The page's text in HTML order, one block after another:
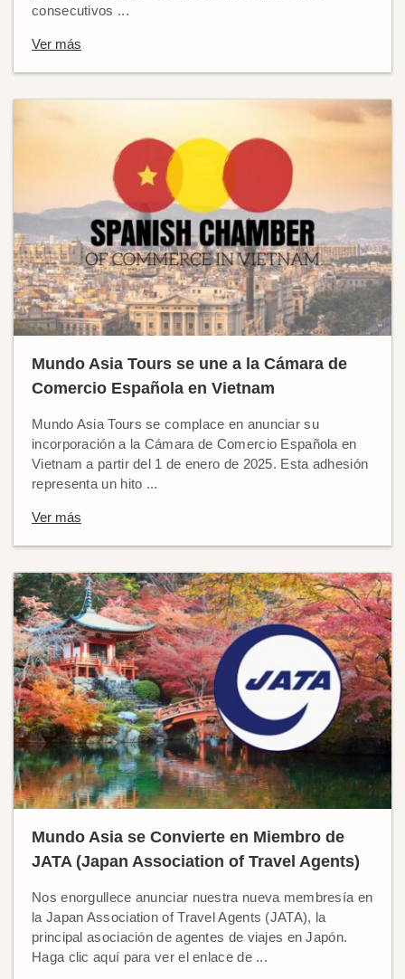
consecutivos ...
Ver más
Mundo Asia Tours se une a la Cámara de
Comercio Española en Vietnam
Mundo Asia Tours se complace en anunciar su
incorporación a la Cámara de Comercio Española en
Vietnam a partir del 1 de enero de 2025. Esta adhesión
representa un hito ...
Ver más
Mundo Asia se Convierte en Miembro de
JATA (Japan Association of Travel Agents)
Nos enorgullece anunciar nuestra nueva membresía en
la Japan Association of Travel Agents (JATA), la
principal asociación de agentes de viajes en Japón.
Haga clic aquí para ver el enlace de ...